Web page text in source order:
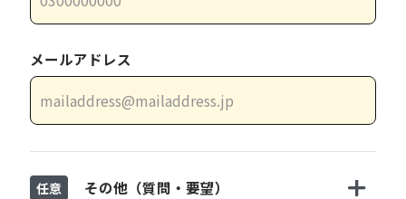
メールアドレス
任意 その他（質問・要望）